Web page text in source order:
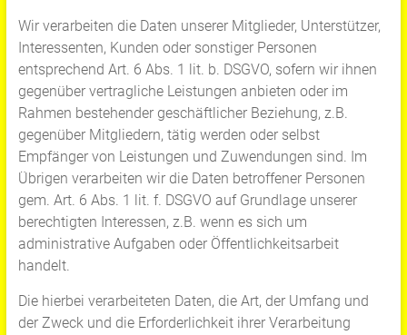
Wir verarbeiten die Daten unserer Mitglieder, Unterstützer,
Interessenten, Kunden oder sonstiger Personen
entsprechend Art. 6 Abs. 1 lit. b. DSGVO, sofern wir ihnen
gegenüber vertragliche Leistungen anbieten oder im
Rahmen bestehender geschäftlicher Beziehung, z.B.
gegenüber Mitgliedern, tätig werden oder selbst
Empfänger von Leistungen und Zuwendungen sind. Im
Übrigen verarbeiten wir die Daten betroffener Personen
gem. Art. 6 Abs. 1 lit. f. DSGVO auf Grundlage unserer
berechtigten Interessen, z.B. wenn es sich um
administrative Aufgaben oder Öffentlichkeitsarbeit
handelt.
Die hierbei verarbeiteten Daten, die Art, der Umfang und
der Zweck und die Erforderlichkeit ihrer Verarbeitung